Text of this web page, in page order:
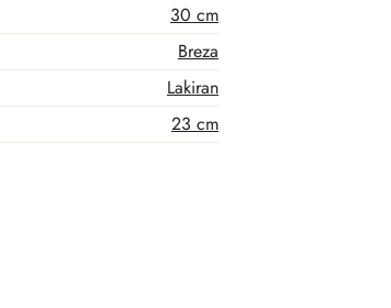
30 cm
Breza
Lakiran
23 cm